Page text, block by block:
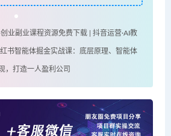
业副业课程资源免费下载 | 抖音运营·AI教
书智能体掘金实战课：底层原理、智能体
，打造一人盈利公司